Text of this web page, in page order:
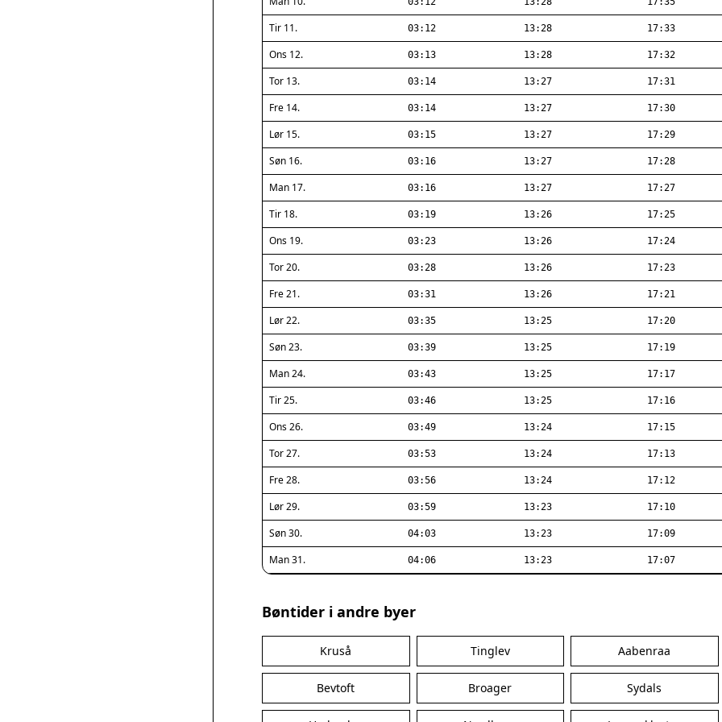
Tir 11. 03:12 13:28 17:33
Ons 12. 03:13 13:28 17:32
Tor 13. 03:14 13:27 17:31
Fre 14. 03:14 13:27 17:30
Lør 15. 03:15 13:27 17:29
Søn 16. 03:16 13:27 17:28
Man 17. 03:16 13:27 17:27
Tir 18. 03:19 13:26 17:25
Ons 19. 03:23 13:26 17:24
Tor 20. 03:28 13:26 17:23
Fre 21. 03:31 13:26 17:21
Lør 22. 03:35 13:25 17:20
Søn 23. 03:39 13:25 17:19
Man 24. 03:43 13:25 17:17
Tir 25. 03:46 13:25 17:16
Ons 26. 03:49 13:24 17:15
Tor 27. 03:53 13:24 17:13
Fre 28. 03:56 13:24 17:12
Lør 29. 03:59 13:23 17:10
Søn 30. 04:03 13:23 17:09
Man 31. 04:06 13:23 17:07
Bøntider i andre byer
Kruså Tinglev Aabenraa
Bevtoft Broager Sydals